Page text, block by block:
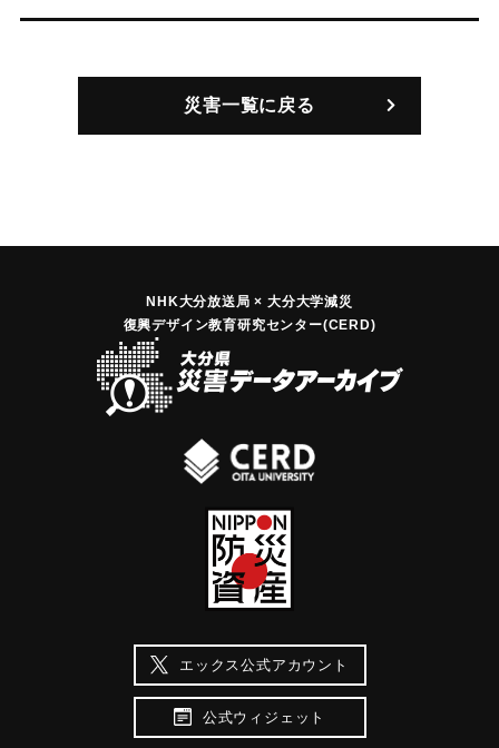
災害一覧に戻る
NHK大分放送局 × 大分大学減災
復興デザイン教育研究センター(CERD)
エックス公式アカウント
公式ウィジェット